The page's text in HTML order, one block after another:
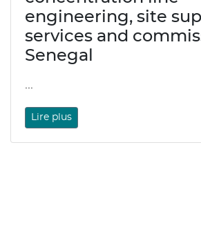
engineering, site
services and
Senegal
...
Lire plus